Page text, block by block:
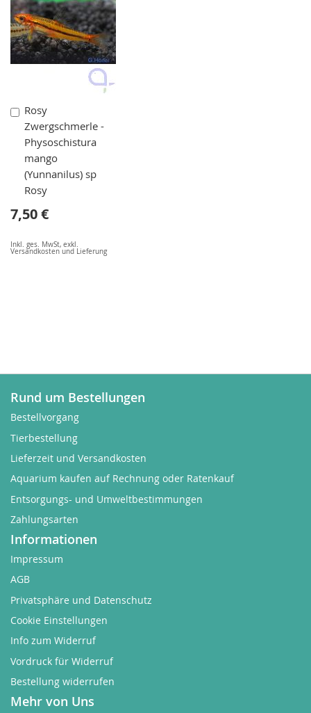
Rosy
Zwergschmerle -
Physoschistura
mango
(Yunnanilus) sp
Rosy
7,50 €
Inkl. ges. MwSt, exkl.
Versandkosten und Lieferung
In
den
Warenkorb
Rund um Bestellungen
Bestellvorgang
Tierbestellung
Lieferzeit und Versandkosten
Aquarium kaufen auf Rechnung oder Ratenkauf
Entsorgungs- und Umweltbestimmungen
Zahlungsarten
Informationen
Impressum
AGB
Privatsphäre und Datenschutz
Cookie Einstellungen
Info zum Widerruf
Vordruck für Widerruf
Bestellung widerrufen
Mehr von Uns